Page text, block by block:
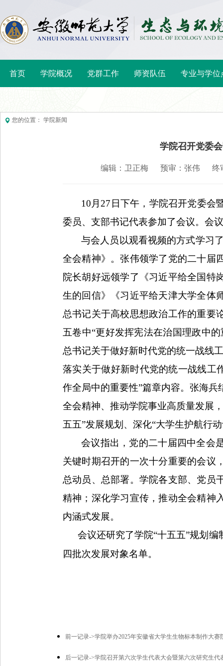
首页 学院概况 党群工作 师资队伍 专业与学位
您的位置： 学院新闻
学院召开党委
编辑：卫正梅 预审：张伟 终
10月27日下午，学院召开党委会
委员、 支部书记代表参加了会议。会
与会人员以观看视频的方式学习
全会精神》。张伟领学了党的二十届
院长胡好远领学了《习近平给全国特
生的回信》《习近平给天津大学全体
总书记关于高校思想政治工作的重要
五卷中“更好发挥宪法在治国理政中
总书记关于做好新时代党的统一战线
落实关于做好新时代党的统一战线工
作全局中的重要性”篇章内容。张海兵
全会精神、推动学院事业高质量发展
五五”发展规划、 深化“大学生护航行
会议指出，党的二十届四中全会
关键时期召开的一次十分重要的会议
总动员、总部署。学院各支部、 党员
精神；深化学习宣传，推动全会精神
内涵式发展。
会议还研究了学院“十五五”规划编
四批次发展对象名单。
前一记录->学院举办2025年安徽省大学生生物标本制作大赛
后一记录->学院召开第六次学生代表大会暨第六次研究生代